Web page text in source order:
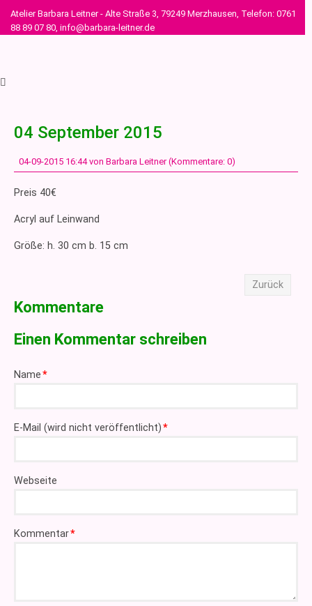
Atelier Barbara Leitner - Alte Straße 3, 79249 Merzhausen, Telefon: 0761
88 89 07 80, info@barbara-leitner.de
04 September 2015
04-09-2015 16:44von Barbara Leitner (Kommentare: 0)
Preis 40€
Acryl auf Leinwand
Größe: h. 30 cm b. 15 cm
Zurück
Kommentare
Einen Kommentar schreiben
Pflichtfeld
Name*
Pflichtfeld
E-Mail (wird nicht veröffentlicht)*
Webseite
Pflichtfeld
Kommentar*